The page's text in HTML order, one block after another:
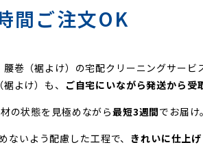
間ご注文OK
巻（裾よけ）の宅配クリーニングサービ
よけ）も、 ご自宅にいながら発送から受
の状態を見極めながら最短3週間でお届け
いよう配慮した工程で、 きれいに仕上